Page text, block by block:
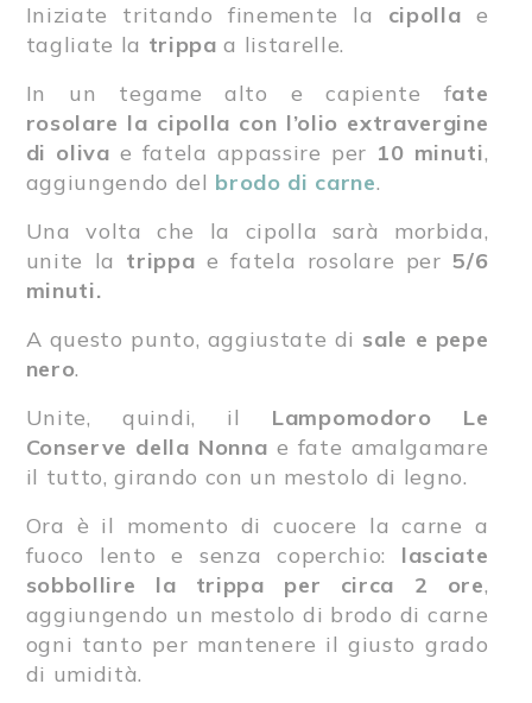
Iniziate tritando finemente la cipolla e
tagliate la trippa a listarelle.
In un tegame alto e capiente fate
rosolare la cipolla con l’olio extravergine
di oliva e fatela appassire per 10 minuti,
aggiungendo del brodo di carne.
Una volta che la cipolla sarà morbida,
unite la trippa e fatela rosolare per 5/6
minuti.
A questo punto, aggiustate di sale e pepe
nero.
Unite, quindi, il Lampomodoro Le
Conserve della Nonna e fate amalgamare
il tutto, girando con un mestolo di legno.
Ora è il momento di cuocere la carne a
fuoco lento e senza coperchio: lasciate
sobbollire la trippa per circa 2 ore,
aggiungendo un mestolo di brodo di carne
ogni tanto per mantenere il giusto grado
di umidità.